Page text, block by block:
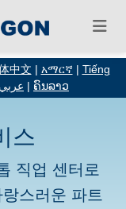
中文 አማርኛ
Tiếng
عربي ຄົນລາວ
스
직업 센터로
스러운 파트